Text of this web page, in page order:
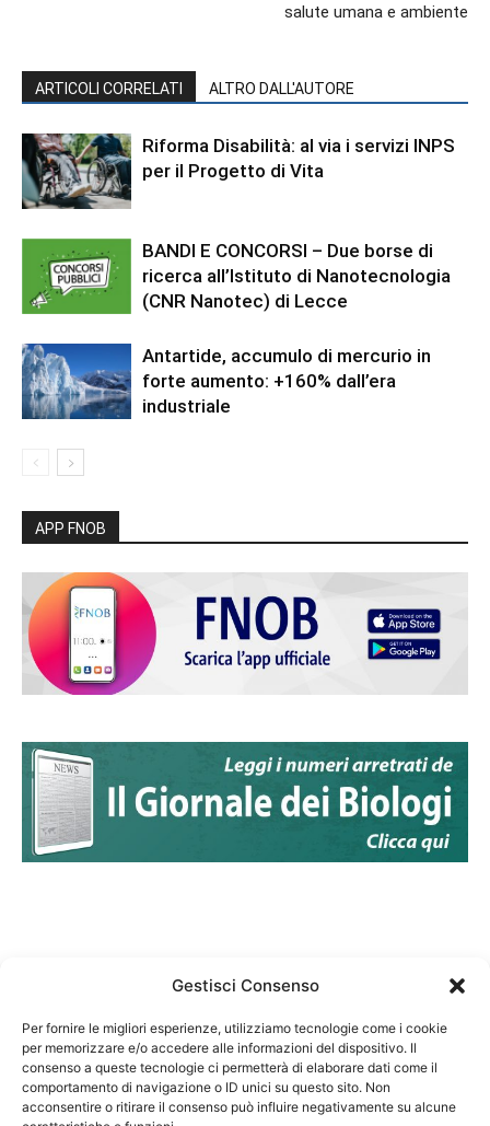
Gestisci Consenso
Per fornire le migliori esperienze, utilizziamo tecnologie come i cookie
per memorizzare e/o accedere alle informazioni del dispositivo. Il
consenso a queste tecnologie ci permetterà di elaborare dati come il
comportamento di navigazione o ID unici su questo sito. Non
acconsentire o ritirare il consenso può influire negativamente su alcune
salute umana e ambiente
ARTICOLI CORRELATI ALTRO DALL'AUTORE
Riforma Disabilità: al via i servizi INPS
per il Progetto di Vita
BANDI E CONCORSI – Due borse di
ricerca all’Istituto di Nanotecnologia
(CNR Nanotec) di Lecce
Antartide, accumulo di mercurio in
forte aumento: +160% dall’era
industriale
APP FNOB
Federazione Nazionale Degli Ordini dei Biologi:
codice fiscale 80069130583
Responsabile sito internet www.fnob.it: